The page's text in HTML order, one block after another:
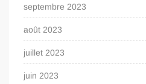
septembre 2023
août 2023
juillet 2023
juin 2023